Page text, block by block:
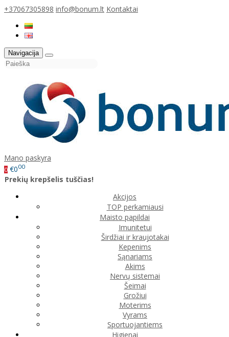
+37067305898 info@bonum.lt Kontaktai
Navigacija
Mano paskyra
0 €000
Prekių krepšelis tuščias!
Akcijos
TOP perkamiausi
Maisto papildai
Imunitetui
Širdžiai ir kraujotakai
Kepenims
Sąnariams
Akims
Nervų sistemai
Šeimai
Grožiui
Moterims
Vyrams
Sportuojantiems
Higienai